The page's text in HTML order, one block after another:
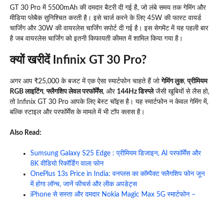
GT 30 Pro में 5500mAh की दमदार बैटरी दी गई है, जो लंबे समय तक गेमिंग और
मीडिया प्लेबैक सुनिश्चित करती है। इसे चार्ज करने के लिए 45W की फास्ट वायर्ड
चार्जिंग और 30W की वायरलेस चार्जिंग सपोर्ट दी गई है। इस सेगमेंट में यह पहली बार
है जब वायरलेस चार्जिंग को इतनी किफायती कीमत में शामिल किया गया है।
क्यों खरीदें Infinix GT 30 Pro?
अगर आप ₹25,000 के बजट में एक ऐसा स्मार्टफोन चाहते हैं जोगेमिंग लुक,प्रीमियम
RGB लाइटिंग,फ्लैगशिप लेवल परफॉर्मेंस, और 144Hz डिस्प्लेजैसी खूबियों से लैस हो,
तो Infinix GT 30 Pro आपके लिए बेस्ट चॉइस है। यह स्मार्टफोन न केवल गेमिंग में,
बल्कि स्टाइल और परफॉर्मेंस के मामले में भी टॉप क्लास है।
Also Read:
Sumsung Galaxy S25 Edge : प्रीमियम डिजाइन, AI परफॉर्मेंस और
8K वीडियो रिकॉर्डिंग वाला फोन
OnePlus 13s Price in India: वनप्लस का कॉम्पैक्ट फ्लैगशिप फोन जून
में होगा लॉन्च, जानें फीचर्स और लीक अपडेट्स
iPhone से सस्ता और दमदार Nokia Magic Max 5G स्मार्टफोन –